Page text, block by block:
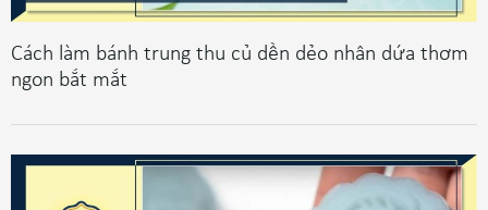
Cách làm bánh trung thu củ dền dẻo nhân dứa thơm
ngon bắt mắt